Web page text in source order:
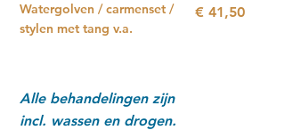
Watergolven / carmenset /
stylen met tang v.a.
€ 41,50
Alle behandelingen zijn
incl. wassen en drogen.